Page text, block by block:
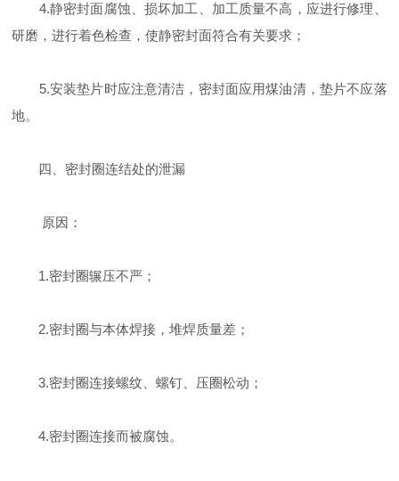
4.静密封面腐蚀、损坏加工、加工质量不高，应进行修理、
研磨，进行着色检查，使静密封面符合有关要求；
5.安装垫片时应注意清洁，密封面应用煤油清，垫片不应落
地。
四、密封圈连结处的泄漏
原因：
1.密封圈辗压不严；
2.密封圈与本体焊接，堆焊质量差；
3.密封圈连接螺纹、螺钉、压圈松动；
4.密封圈连接而被腐蚀。